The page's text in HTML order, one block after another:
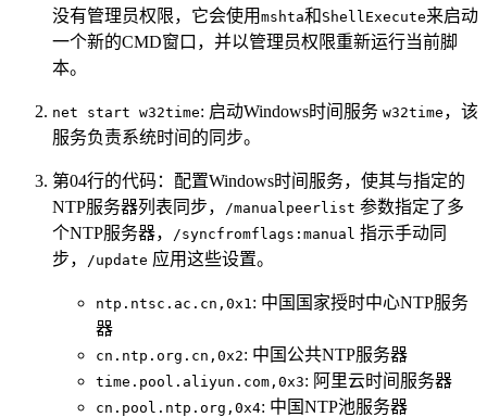
没有管理员权限，它会使用 mshta和 ShellExecute来启动
一个新的CMD窗口，并以管理员权限重新运行当前脚
本。
net start w32time: 启动Windows时间服务 w32time ，该
服务负责系统时间的同步。
第04行的代码：配置Windows时间服务，使其与指定的
NTP服务器列表同步，
/manualpeerlist 参数指定了多
个NTP服务器，
/syncfromflags:manual 指示手动同
步，
/update 应用这些设置。
ntp.ntsc.ac.cn,0x1 : 中国国家授时中心NTP服务
器
cn.ntp.org.cn,0x2: 中国公共NTP服务器
time.pool.aliyun.com,0x3: 阿里云时间服务器
cn.pool.ntp.org,0x4: 中国NTP池服务器